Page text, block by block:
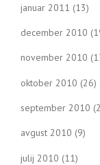
januar 2011 (13)
december 2010
november 2010
oktober 2010 (26)
september 2010
avgust 2010 (9)
julij 2010 (11)